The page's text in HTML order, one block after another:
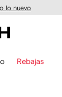
lo nuevo
Rebajas